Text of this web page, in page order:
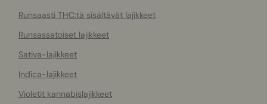
Runsaasti THC:tä sisältävät lajikkeet
Runsassatoiset lajikkeet
Sativa-lajikkeet
Indica-lajikkeet
Violetit kannabislajikkeet